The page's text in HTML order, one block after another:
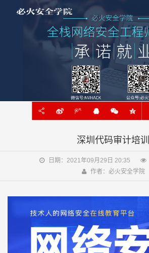
深圳代码审计培训
日期：2021年09月29日 20:35
作者：必火安全学院